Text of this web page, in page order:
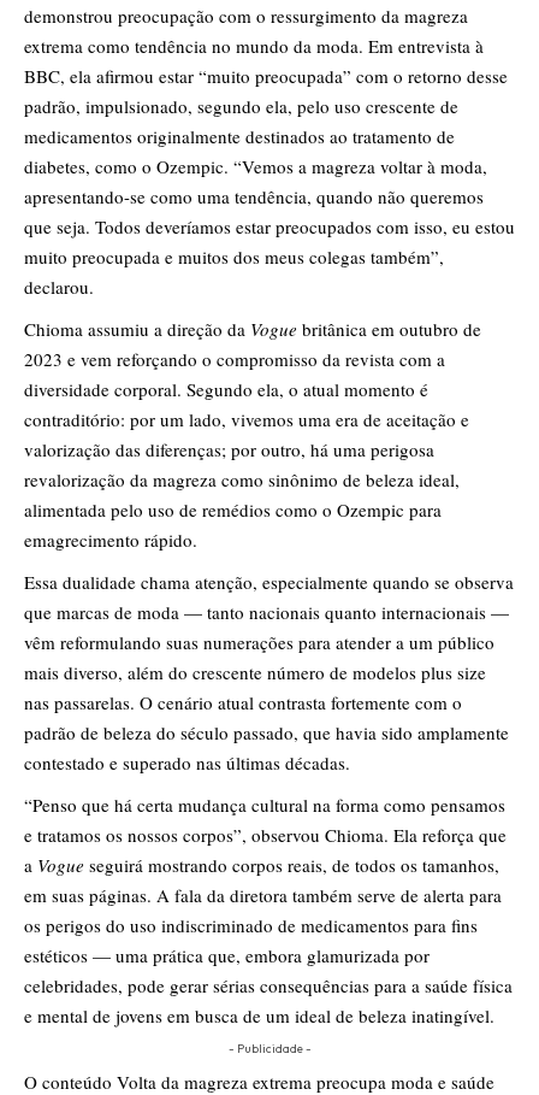
demonstrou preocupação com o ressurgimento da magreza
extrema como tendência no mundo da moda. Em entrevista à
BBC, ela afirmou estar “muito preocupada” com o retorno desse
padrão, impulsionado, segundo ela, pelo uso crescente de
medicamentos originalmente destinados ao tratamento de
diabetes, como o Ozempic. “Vemos a magreza voltar à moda,
apresentando-se como uma tendência, quando não queremos
que seja. Todos deveríamos estar preocupados com isso, eu estou
muito preocupada e muitos dos meus colegas também”,
declarou.
Chioma assumiu a direção da Vogue britânica em outubro de
2023 e vem reforçando o compromisso da revista com a
diversidade corporal. Segundo ela, o atual momento é
contraditório: por um lado, vivemos uma era de aceitação e
valorização das diferenças; por outro, há uma perigosa
revalorização da magreza como sinônimo de beleza ideal,
alimentada pelo uso de remédios como o Ozempic para
emagrecimento rápido.
Essa dualidade chama atenção, especialmente quando se observa
que marcas de moda — tanto nacionais quanto internacionais —
vêm reformulando suas numerações para atender a um público
mais diverso, além do crescente número de modelos plus size
nas passarelas. O cenário atual contrasta fortemente com o
padrão de beleza do século passado, que havia sido amplamente
contestado e superado nas últimas décadas.
“Penso que há certa mudança cultural na forma como pensamos
e tratamos os nossos corpos”, observou Chioma. Ela reforça que
a Vogue seguirá mostrando corpos reais, de todos os tamanhos,
em suas páginas. A fala da diretora também serve de alerta para
os perigos do uso indiscriminado de medicamentos para fins
estéticos — uma prática que, embora glamurizada por
celebridades, pode gerar sérias consequências para a saúde física
e mental de jovens em busca de um ideal de beleza inatingível.
- Publicidade -
O conteúdo Volta da magreza extrema preocupa moda e saúde